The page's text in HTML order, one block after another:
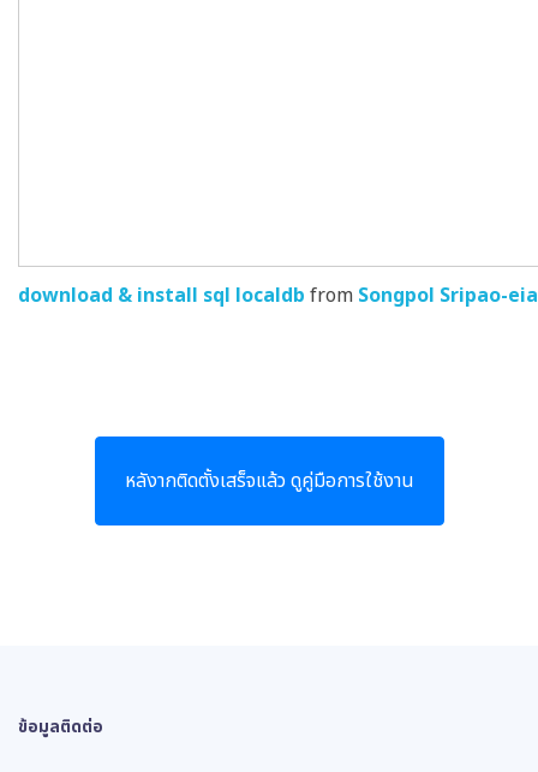
download & install sql localdb from Songpol Sripao-
หลังากติดตั้งเสร็จแล้ว ดูคู่มือการใช้งาน
ข้อมูลติดต่อ